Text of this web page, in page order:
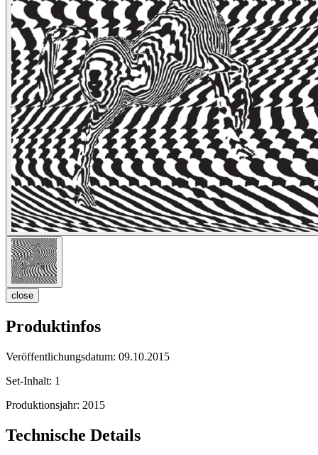
close
Produktinfos
Veröffentlichungsdatum: 09.10.2015
Set-Inhalt: 1
Produktionsjahr: 2015
Technische Details